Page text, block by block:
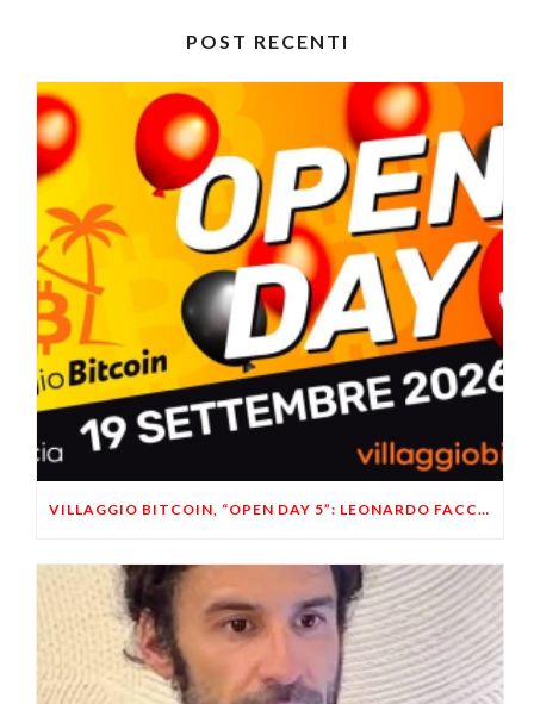
POST RECENTI
VILLAGGIO BITCOIN, “OPEN DAY 5”: LEONARDO FACCO OSPITE A BRESCIA